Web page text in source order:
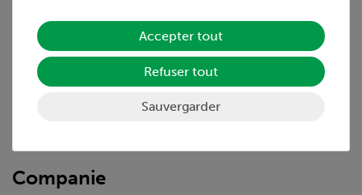
Service
Aperçu du service
Téléchargements
Contacte service client
Companie
Accepter tout
Refuser tout
Sauvergarder